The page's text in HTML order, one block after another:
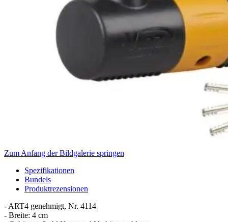
Zum Anfang der Bildgalerie springen
Spezifikationen
Bundels
Produktrezensionen
- ART4 genehmigt, Nr. 4114
- Breite: 4 cm